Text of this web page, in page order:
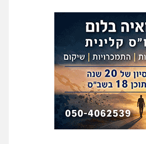
נאטור
חמורה צווארון לבן
אדרי
כלכלי פלילי מעצרים
דין לענייני אסירים